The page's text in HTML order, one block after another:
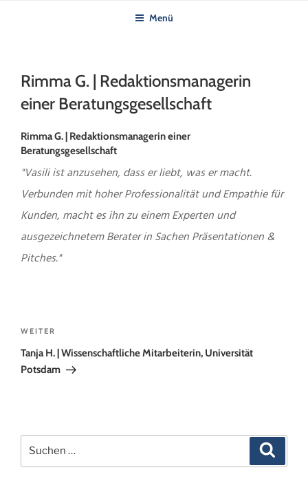
Menü
Rimma G. | Redaktionsmanagerin
einer Beratungsgesellschaft
Rimma G. | Redaktionsmanagerin einer
Beratungsgesellschaft
"Vasili ist anzusehen, dass er liebt, was er macht.
Verbunden mit hoher Professionalität und Empathie für
Kunden, macht es ihn zu einem Experten und
ausgezeichnetem Berater in Sachen Präsentationen &
Pitches."
Nächster
Beitrag
WEITER
Tanja H. | Wissenschaftliche Mitarbeiterin, Universität
Potsdam
Suchen
nach: